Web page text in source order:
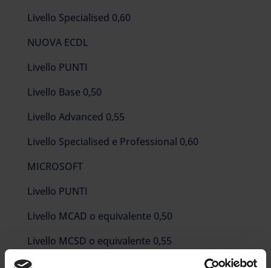
Livello Specialised 0,60
NUOVA ECDL
Livello PUNTI
Livello Base 0,50
Livello Advanced 0,55
Livello Specialised e Professional 0,60
MICROSOFT
Livello PUNTI
Livello MCAD o equivalente 0,50
Livello MCSD o equivalente 0,55